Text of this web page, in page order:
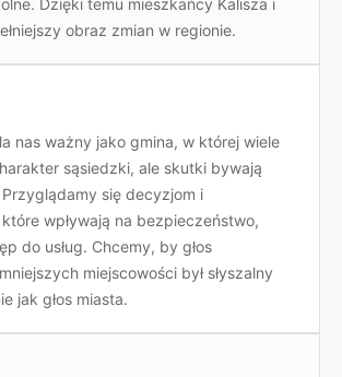
Dzięki temu mieszkańcy Kalisza i
obraz zmian w regionie.
nas ważny jako gmina, w której wiele
sąsiedzki, ale skutki bywają
się decyzjom i
wpływają na bezpieczeństwo,
do usług. Chcemy, by głos
miejscowości był słyszalny
jak głos miasta.